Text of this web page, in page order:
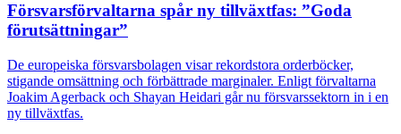
Försvarsförvaltarna spår ny tillväxtfas: ”Goda
förutsättningar”
De europeiska försvarsbolagen visar rekordstora orderböcker,
stigande omsättning och förbättrade marginaler. Enligt förvaltarna
Joakim Agerback och Shayan Heidari går nu försvarssektorn in i en
ny tillväxtfas.